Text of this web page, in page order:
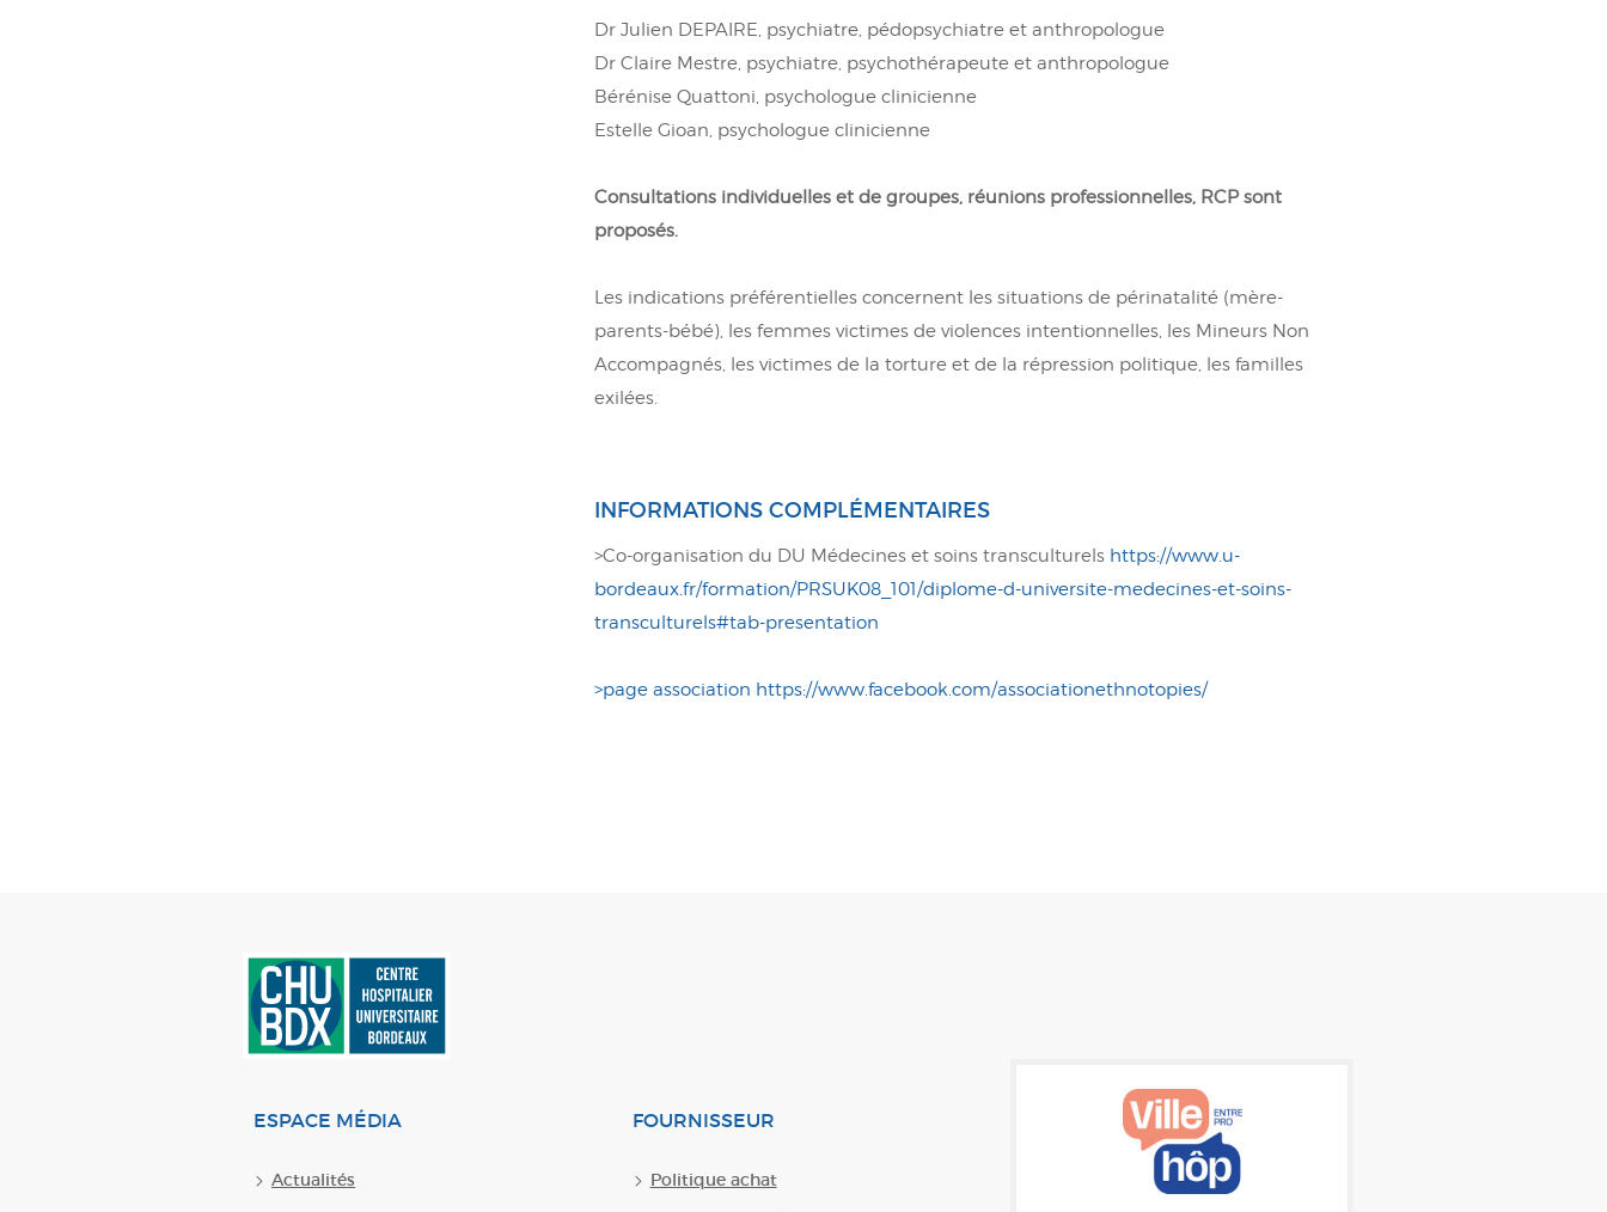
Dr Julien DEPAIRE, psychiatre, pédopsychiatre et anthropologue
Dr Claire Mestre, psychiatre, psychothérapeute et anthropologue
Bérénise Quattoni, psychologue clinicienne
Estelle Gioan, psychologue clinicienne
Consultations individuelles et de groupes, réunions professionnelles, RCP sont
proposés.
Les indications préférentielles concernent les situations de périnatalité (mère-
parents-bébé), les femmes victimes de violences intentionnelles, les Mineurs Non
Accompagnés, les victimes de la torture et de la répression politique, les familles
exilées.
INFORMATIONS COMPLÉMENTAIRES
>Co-organisation du DU Médecines et soins transculturels https://www.u-
bordeaux.fr/formation/PRSUK08_101/diplome-d-universite-medecines-et-soins-
transculturels#tab-presentation
>page association https://www.facebook.com/associationethnotopies/
ESPACE MÉDIA
Actualités
FOURNISSEUR
Politique achat